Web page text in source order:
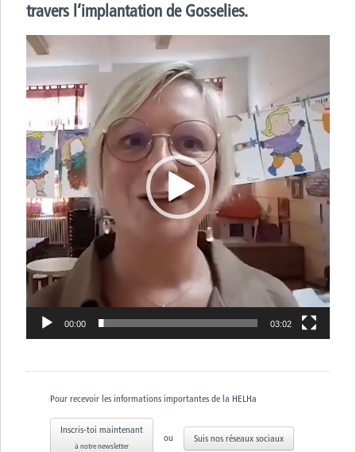
travers l’implantation de Gosselies.
Lecteur
vidéo
00:00 03:02
Pour recevoir les informations importantes de la HELHa
Inscris-toi maintenant
à notre newsletter
ou Suis nos réseaux sociaux